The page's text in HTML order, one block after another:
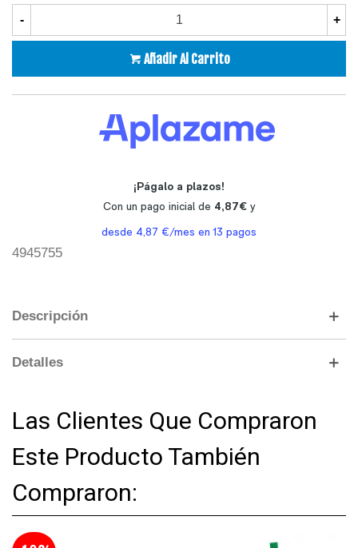
- +
Añadir Al Carrito
4945755
Descripción
Detalles
Las Clientes Que Compraron
Este Producto También
Compraron: